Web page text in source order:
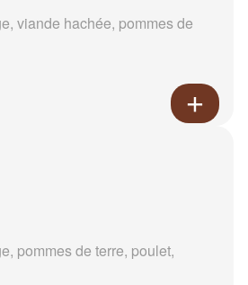
viande hachée, pommes de
pommes de terre, poulet,